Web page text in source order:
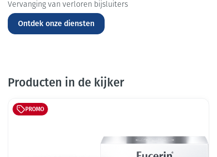
Vervanging van verloren bijsluiters
Ontdek onze diensten
Producten in de kijker
PROMO